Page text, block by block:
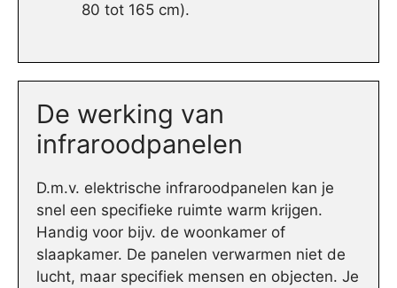
80 tot 165 cm).
De werking van
infraroodpanelen
D.m.v. elektrische infraroodpanelen kan je
snel een specifieke ruimte warm krijgen.
Handig voor bijv. de woonkamer of
slaapkamer. De panelen verwarmen niet de
lucht, maar specifiek mensen en objecten. Je